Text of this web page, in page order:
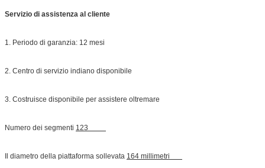
Servizio di assistenza al cliente
1. Periodo di garanzia: 12 mesi
2. Centro di servizio indiano disponibile
3. Costruisce disponibile per assistere oltremare
Numero dei segmenti 123
Il diametro della piattaforma sollevata 164 millimetri